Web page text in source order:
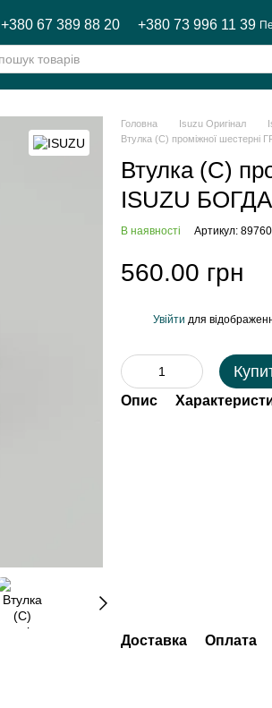
+380 67 389 88 20 +380 73 996 11 39
Головна Isuzu Оригінал
Втулка (С) проміжної
Втулка (С)
ISUZU
В наявності Артикул:
560.00 грн
Увійти для
Опис
Доставка Оплата